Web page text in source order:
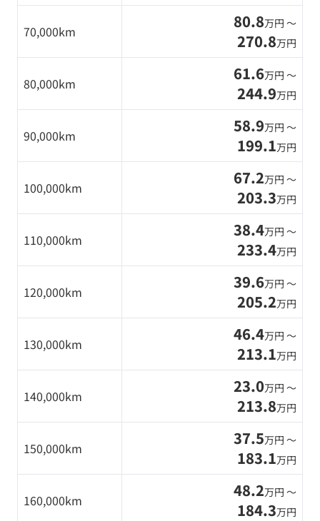
70,000km 80.8万円 〜
270.8万円
80,000km 61.6万円 〜
244.9万円
90,000km 58.9万円 〜
199.1万円
100,000km 67.2万円 〜
203.3万円
110,000km 38.4万円 〜
233.4万円
120,000km 39.6万円 〜
205.2万円
130,000km 46.4万円 〜
213.1万円
140,000km 23.0万円 〜
213.8万円
150,000km 37.5万円 〜
183.1万円
160,000km 48.2万円 〜
184.3万円